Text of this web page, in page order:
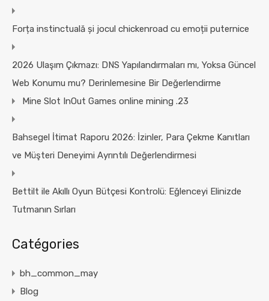
Forța instinctuală și jocul chickenroad cu emoții puternice
2026 Ulaşım Çıkmazı: DNS Yapılandırmaları mı, Yoksa Güncel
Web Konumu mu? Derinlemesine Bir Değerlendirme
Mine Slot InOut Games online mining .23
Bahsegel İtimat Raporu 2026: İzinler, Para Çekme Kanıtları
ve Müşteri Deneyimi Ayrıntılı Değerlendirmesi
Bettilt ile Akıllı Oyun Bütçesi Kontrolü: Eğlenceyi Elinizde
Tutmanın Sırları
Catégories
bh_common_may
Blog